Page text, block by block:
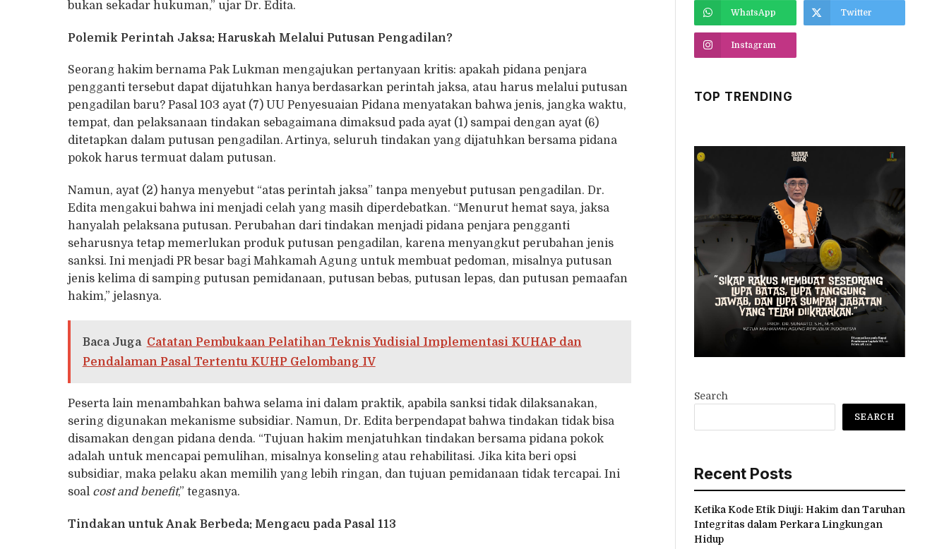
bukan sekadar hukuman,” ujar Dr. Edita.
Polemik Perintah Jaksa: Haruskah Melalui Putusan Pengadilan?
Seorang hakim bernama Pak Lukman mengajukan pertanyaan kritis: apakah pidana penjara
pengganti tersebut dapat dijatuhkan hanya berdasarkan perintah jaksa, atau harus melalui putusan
pengadilan baru? Pasal 103 ayat (7) UU Penyesuaian Pidana menyatakan bahwa jenis, jangka waktu,
tempat, dan pelaksanaan tindakan sebagaimana dimaksud pada ayat (1) sampai dengan ayat (6)
ditetapkan dalam putusan pengadilan. Artinya, seluruh tindakan yang dijatuhkan bersama pidana
pokok harus termuat dalam putusan.
Namun, ayat (2) hanya menyebut “atas perintah jaksa” tanpa menyebut putusan pengadilan. Dr.
Edita mengakui bahwa ini menjadi celah yang masih diperdebatkan. “Menurut hemat saya, jaksa
hanyalah pelaksana putusan. Perubahan dari tindakan menjadi pidana penjara pengganti
seharusnya tetap memerlukan produk putusan pengadilan, karena menyangkut perubahan jenis
sanksi. Ini menjadi PR besar bagi Mahkamah Agung untuk membuat pedoman, misalnya putusan
jenis kelima di samping putusan pemidanaan, putusan bebas, putusan lepas, dan putusan pemaafan
hakim,” jelasnya.
Baca Juga Catatan Pembukaan Pelatihan Teknis Yudisial Implementasi KUHAP dan
Pendalaman Pasal Tertentu KUHP Gelombang IV
Peserta lain menambahkan bahwa selama ini dalam praktik, apabila sanksi tidak dilaksanakan,
sering digunakan mekanisme subsidiar. Namun, Dr. Edita berpendapat bahwa tindakan tidak bisa
disamakan dengan pidana denda. “Tujuan hakim menjatuhkan tindakan bersama pidana pokok
adalah untuk mencapai pemulihan, misalnya konseling atau rehabilitasi. Jika kita beri opsi
subsidiar, maka pelaku akan memilih yang lebih ringan, dan tujuan pemidanaan tidak tercapai. Ini
soal cost and benefit,” tegasnya.
Tindakan untuk Anak Berbeda: Mengacu pada Pasal 113
WhatsApp Twitter
Instagram
TOP TRENDING
Search
SEARCH
Recent Posts
Ketika Kode Etik Diuji: Hakim dan Taruhan
Integritas dalam Perkara Lingkungan
Hidup